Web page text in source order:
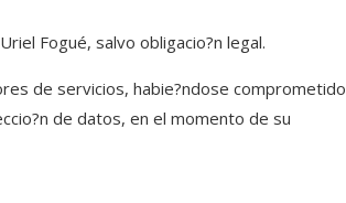
Fogué, salvo obligacio?n legal.
de servicios, habie?ndose comprometido
de datos, en el momento de su